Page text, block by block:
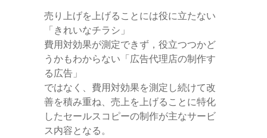
売り上げを上げることには役に立たない
「きれいなチラシ」
費用対効果が測定できず，役立つつかど
うかもわからない「広告代理店の制作す
る広告」
ではなく、費用対効果を測定し続けて改
善を積み重ね、売上を上げることに特化
したセールスコピーの制作が主なサービ
ス内容となる。